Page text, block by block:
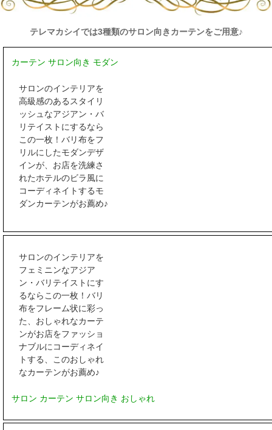
テレマカシイでは3種類のサロン向きカーテンをご用意♪
カーテン サロン向き モダン
サロンのインテリアを
高級感のあるスタイリ
ッシュなアジアン・バ
リテイストにするなら
この一枚！バリ布をフ
リルにしたモダンデザ
インが、お店を洗練さ
れたホテルのビラ風に
コーディネイトするモ
ダンカーテンがお薦め♪
サロンのインテリアを
フェミニンなアジア
ン・バリテイストにす
るならこの一枚！バリ
布をフレーム状に彩っ
た、おしゃれなカーテ
ンがお店をファッショ
ナブルにコーディネイ
トする、このおしゃれ
なカーテンがお薦め♪
サロン カーテン サロン向き おしゃれ